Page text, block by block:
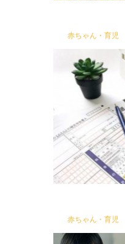
赤ちゃん・育児
赤ちゃん・育児